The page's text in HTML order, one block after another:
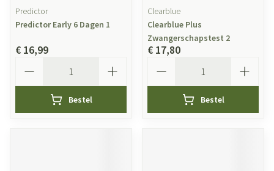
Predictor
Predictor Early 6 Dagen 1
€ 16,99
Bestel
Clearblue
Clearblue Plus
Zwangerschapstest 2
€ 17,80
Bestel